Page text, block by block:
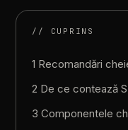
// CUPRINS
1 Recomandări
2 De ce contează
3 Componentele